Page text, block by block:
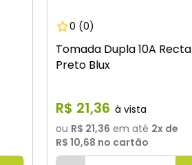
0 (0)
Tomada Dupla 10A Recta
Preto Blux
R$ 21,36
ou R$ 21,36 em até 2x de
R$ 10,68 no cartão